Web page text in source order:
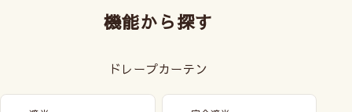
機能から探す
ドレープカーテン